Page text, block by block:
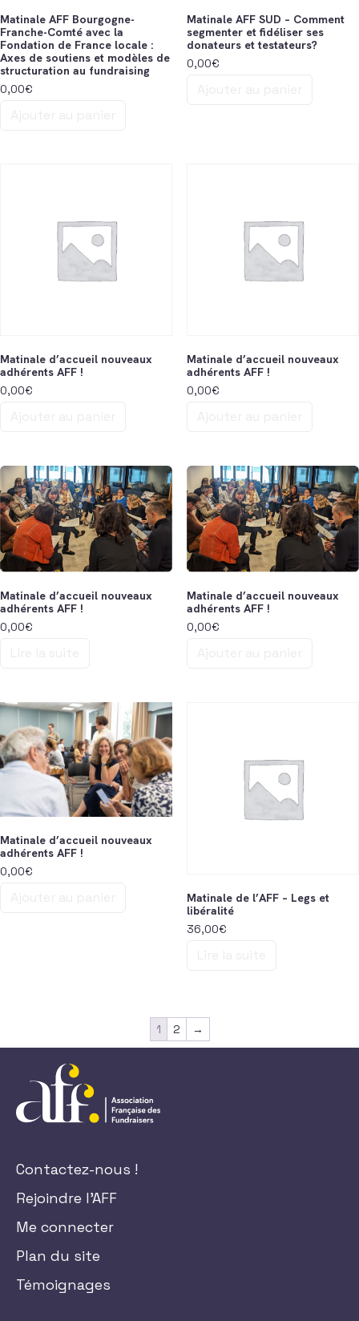
Matinale AFF Bourgogne-
Franche-Comté avec la
Fondation de France locale :
Axes de soutiens et modèles de
structuration au fundraising
0,00€
Matinale AFF SUD – Comment
segmenter et fidéliser ses
donateurs et testateurs?
0,00€
Matinale d’accueil nouveaux
adhérents AFF !
0,00€
Matinale d’accueil nouveaux
adhérents AFF !
0,00€
Matinale d’accueil nouveaux
adhérents AFF !
0,00€
Matinale d’accueil nouveaux
adhérents AFF !
0,00€
Matinale d’accueil nouveaux
adhérents AFF !
0,00€
Matinale de l’AFF – Legs et
libéralité
36,00€
1 2 →
Contactez-nous !
Rejoindre l'AFF
Me connecter
Plan du site
Témoignages